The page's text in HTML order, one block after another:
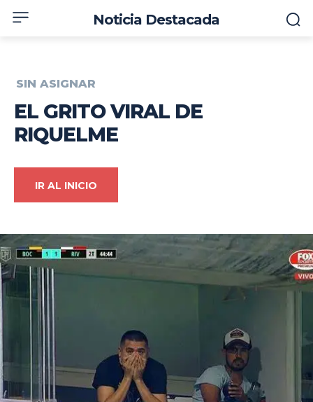
Noticia Destacada
SIN ASIGNAR
EL GRITO VIRAL DE
RIQUELME
IR AL INICIO